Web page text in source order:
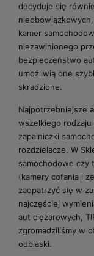
decyduje się
kamer
niezawinionego
bezpieczeństwo
umożliwią one
skradzione.
Najpotrzebniejsze
wszelkiego rodzaju
zapalniczki
rozdzielacze. W
samochodowe czy
(kamery cofania i
zaopatrzyć się w
najczęściej
aut ciężarowych,
zgromadziliśmy w
odblaski.